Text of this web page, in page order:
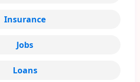
Insurance
Jobs
Loans